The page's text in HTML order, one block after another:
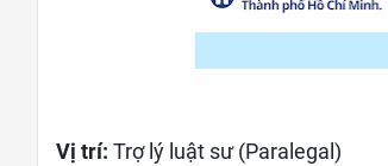
Vị trí: Trợ lý luật sư (Paralegal)